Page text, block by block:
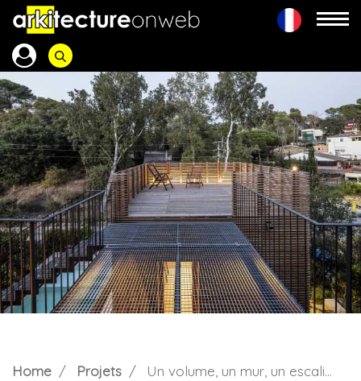
Home Projets Un volume, un mur, un escalier. Extension de la Maison JC